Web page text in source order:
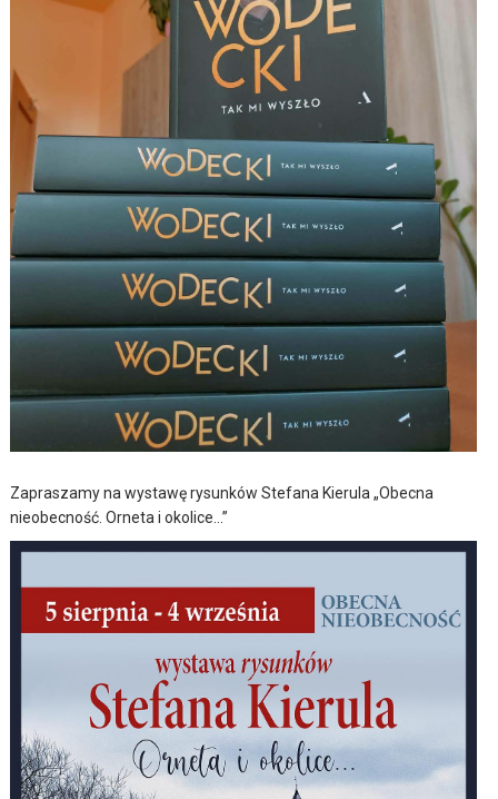
Zapraszamy na wystawę rysunków Stefana Kierula „Obecna
nieobecność. Orneta i okolice…”